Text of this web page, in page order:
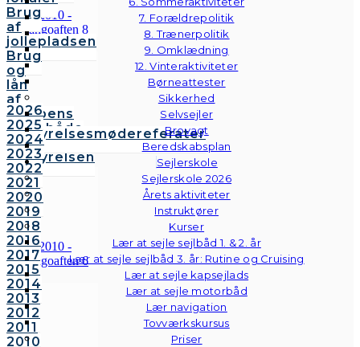
7. Forældrepolitik
8. Trænerpolitik
9. Omklædning
12. Vinteraktiviteter
Børneattester
Sikkerhed
Selvsejler
Brovagt
Beredskabsplan
Sejlerskole
Sejlerskole 2026
Årets aktiviteter
Instruktører
Kurser
Lær at sejle sejlbåd 1. & 2. år
Lær at sejle sejlbåd 3. år: Rutine og Cruising
Lær at sejle kapsejlads
Lær at sejle motorbåd
Lær navigation
Tovværkskursus
Priser
Brug
af
jollepladsen
Brug
og
lån
af
klubbens
følgebåde
Vedtægter
Bestyrelsen
Bestyrelsesmødereferater
2026
2025
2024
2023
2022
2021
2020
2019
2018
2016
2017
2015
2014
2013
2012
2011
2010